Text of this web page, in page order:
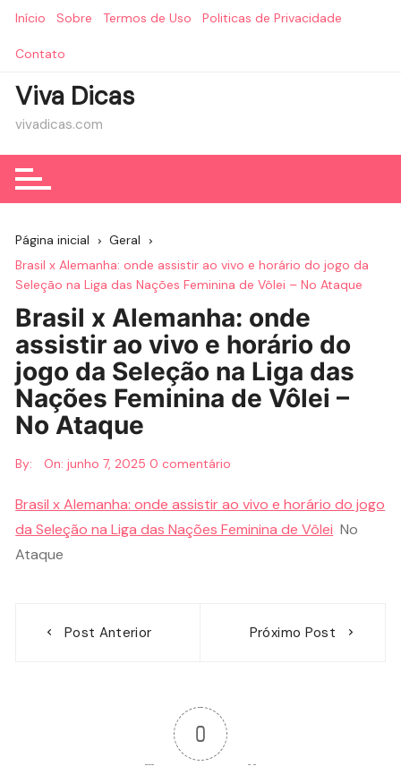
Início Sobre Termos de Uso Politicas de Privacidade
Contato
Viva Dicas
vivadicas.com
Página inicial
Geral
Brasil x Alemanha: onde assistir ao vivo e horário do jogo da
Seleção na Liga das Nações Feminina de Vôlei – No Ataque
Brasil x Alemanha: onde
assistir ao vivo e horário do
jogo da Seleção na Liga das
Nações Feminina de Vôlei –
No Ataque
By: On:junho 7, 2025 0 comentário
Brasil x Alemanha: onde assistir ao vivo e horário do jogo
da Seleção na Liga das Nações Feminina de Vôlei No
Ataque
Post Anterior Próximo Post
0